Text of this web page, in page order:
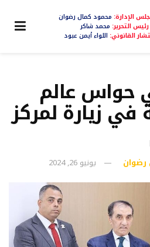
الإدارة: محمود كمال رضوان
رئيس التحرير: محمد شاكر
القانوني: اللواء أيمن عبود
حواس عالم
في زيارة لمركز
رضوان يونيو 26, 2024